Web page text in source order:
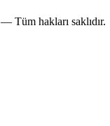
— Tüm hakları saklıdır.